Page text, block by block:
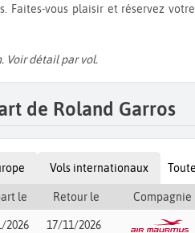
Faites-vous plaisir et réservez votre
Voir détail par vol.
de Roland Garros
Vols internationaux
le Retour le Compagnie
2026 17/11/2026